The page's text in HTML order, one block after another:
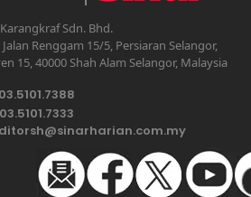
Sdn. Bhd.
Renggam 15/5, Persiaran Selangor,
15, 40000 Shah Alam Selangor, Malaysia